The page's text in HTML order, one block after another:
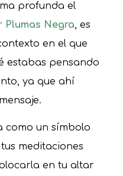
profunda el
Negra, es
en el que
estabas pensando
ya que ahí
como un símbolo
meditaciones
en tu altar